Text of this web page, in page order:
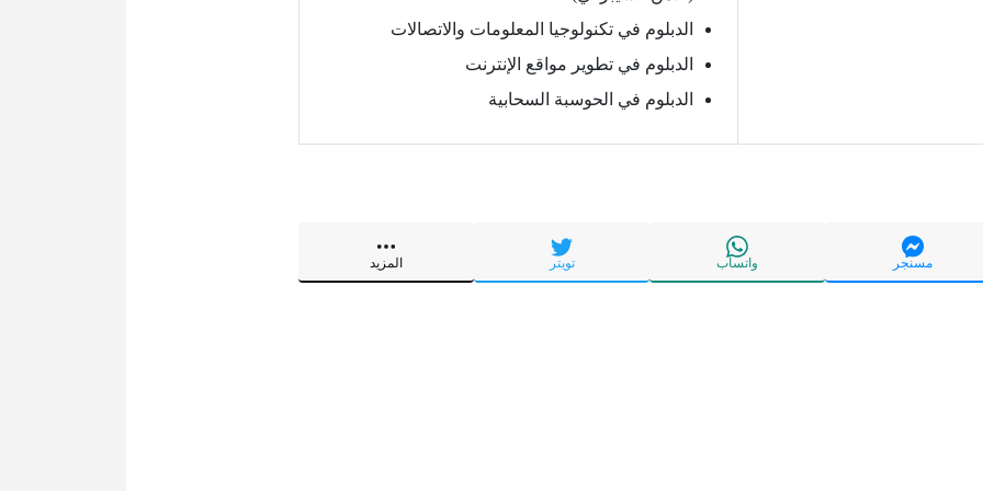
الدبلوم في تكنولوجيا المعلومات والاتصالات
الدبلوم في تطوير مواقع الإنترنت
الدبلوم في الحوسبة السحابية
مسنجر واتساب تويتر المزيد